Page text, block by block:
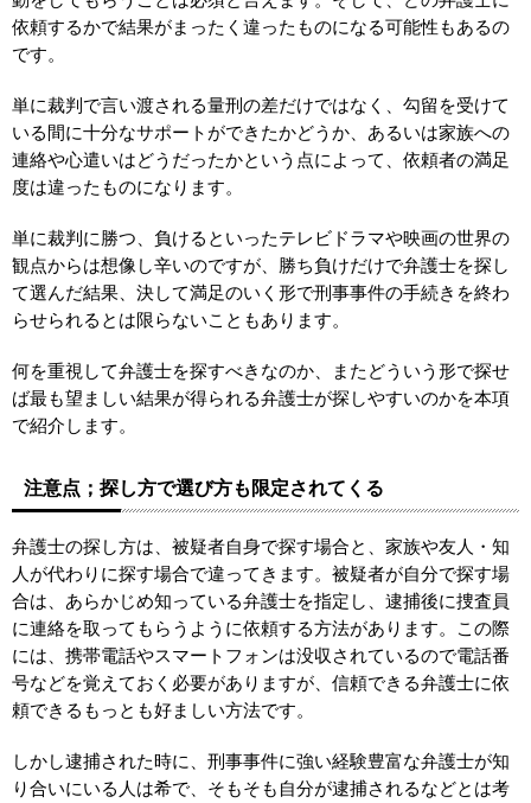
依頼するかで結果がまったく違ったものになる可能性もあるの
です。
単に裁判で言い渡される量刑の差だけではなく、勾留を受けて
いる間に十分なサポートができたかどうか、あるいは家族への
連絡や心遣いはどうだったかという点によって、依頼者の満足
度は違ったものになります。
単に裁判に勝つ、負けるといったテレビドラマや映画の世界の
観点からは想像し辛いのですが、勝ち負けだけで弁護士を探し
て選んだ結果、決して満足のいく形で刑事事件の手続きを終わ
らせられるとは限らないこともあります。
何を重視して弁護士を探すべきなのか、またどういう形で探せ
ば最も望ましい結果が得られる弁護士が探しやすいのかを本項
で紹介します。
注意点；探し方で選び方も限定されてくる
弁護士の探し方は、被疑者自身で探す場合と、家族や友人・知
人が代わりに探す場合で違ってきます。被疑者が自分で探す場
合は、あらかじめ知っている弁護士を指定し、逮捕後に捜査員
に連絡を取ってもらうように依頼する方法があります。この際
には、携帯電話やスマートフォンは没収されているので電話番
号などを覚えておく必要がありますが、信頼できる弁護士に依
頼できるもっとも好ましい方法です。
しかし逮捕された時に、刑事事件に強い経験豊富な弁護士が知
り合いにいる人は希で、そもそも自分が逮捕されるなどとは考